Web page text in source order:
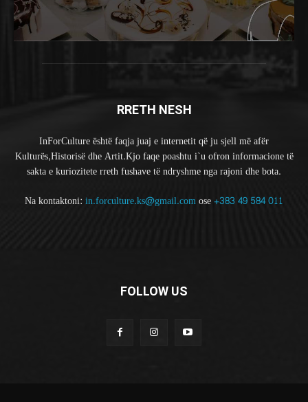
RRETH NESH
InForCulture është faqja juaj e internetit që ju sjell më afër
Kulturës,Historisë dhe Artit.Kjo faqe poashtu i`u ofron informacione të
sakta e kuriozitete rreth fushave të ndryshme nga rajoni dhe bota.
Na kontaktoni: in.forculture.ks@gmail.comose+383 49 584 011
FOLLOW US